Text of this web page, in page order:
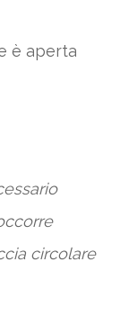
è aperta
circolare